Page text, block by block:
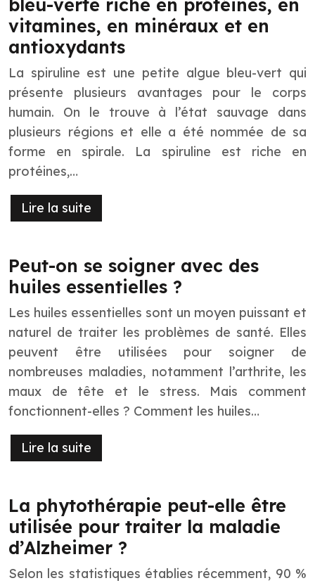
bleu-verte riche en protéines, en
vitamines, en minéraux et en
antioxydants
La spiruline est une petite algue bleu-vert qui
présente plusieurs avantages pour le corps
humain. On le trouve à l’état sauvage dans
plusieurs régions et elle a été nommée de sa
forme en spirale. La spiruline est riche en
protéines,…
Lire la suite
Peut-on se soigner avec des
huiles essentielles ?
Les huiles essentielles sont un moyen puissant et
naturel de traiter les problèmes de santé. Elles
peuvent être utilisées pour soigner de
nombreuses maladies, notamment l’arthrite, les
maux de tête et le stress. Mais comment
fonctionnent-elles ? Comment les huiles…
Lire la suite
La phytothérapie peut-elle être
utilisée pour traiter la maladie
d’Alzheimer ?
Selon les statistiques établies récemment, 90 %